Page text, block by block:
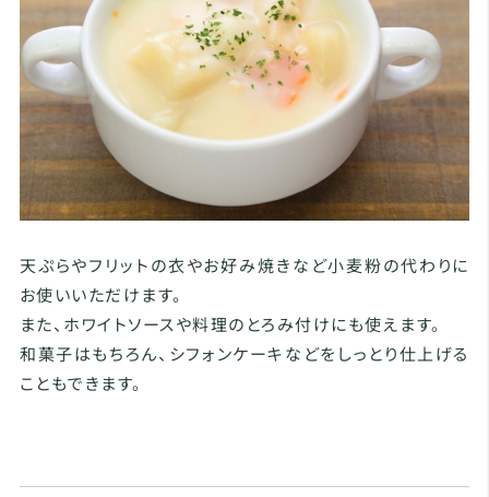
天ぷらやフリットの衣やお好み焼きなど小麦粉の代わりに
お使いいただけます。
また、ホワイトソースや料理のとろみ付けにも使えます。
和菓子はもちろん、シフォンケーキなどをしっとり仕上げる
こともできます。